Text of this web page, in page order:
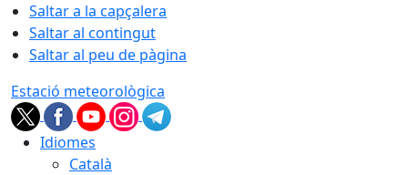
Saltar a la capçalera
Saltar al contingut
Saltar al peu de pàgina
Estació meteorològica
Idiomes
Català